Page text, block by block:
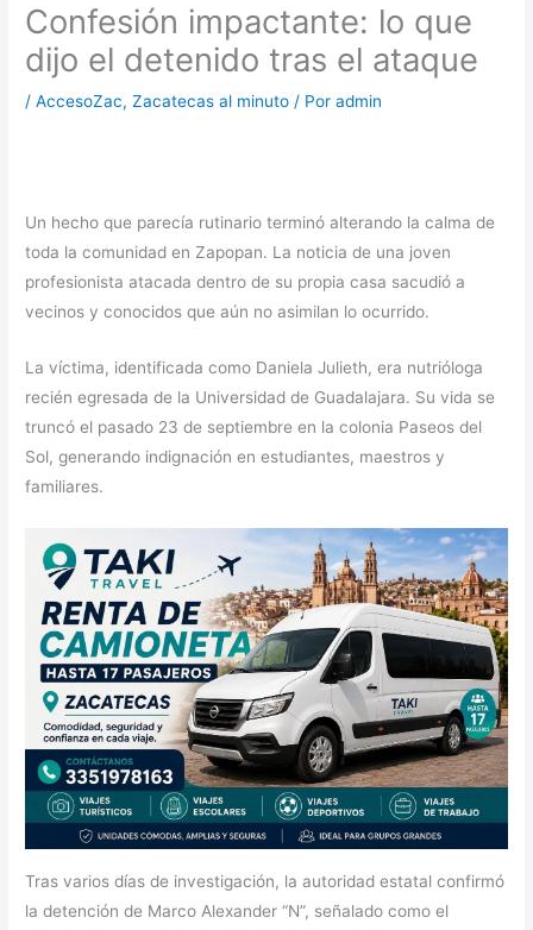
Confesión impactante: lo que
dijo el detenido tras el ataque
/AccesoZac,Zacatecas al minuto / Poradmin
Un hecho que parecía rutinario terminó alterando la calma de
toda la comunidad en Zapopan. La noticia de una joven
profesionista atacada dentro de su propia casa sacudió a
vecinos y conocidos que aún no asimilan lo ocurrido.
La víctima, identificada como Daniela Julieth, era nutrióloga
recién egresada de la Universidad de Guadalajara. Su vida se
truncó el pasado 23 de septiembre en la colonia Paseos del
Sol, generando indignación en estudiantes, maestros y
familiares.
Tras varios días de investigación, la autoridad estatal confirmó
la detención de Marco Alexander “N”, señalado como el